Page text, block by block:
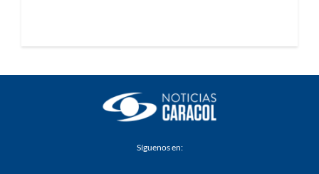
Síguenos en: